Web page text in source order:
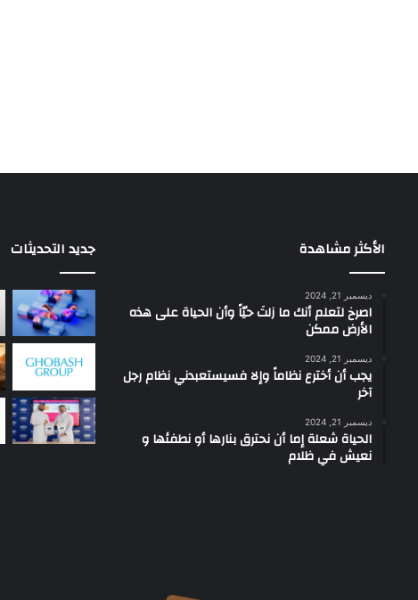
الأكثر مشاهدة
ديسمبر 21, 2024
‫اصرخ لتعلم أنك ما زلتَ حيّاً وأن الحياة على هذه
الأرض ممكن
ديسمبر 21, 2024
يجب أن أخترع نظاماً وإلا فسيستعبدني نظام رجل
آخر
ديسمبر 21, 2024
الحياة شعلة إما أن نحترق بنارها أو نطفئها و
نعيش في ظلام
جديد التحديثات